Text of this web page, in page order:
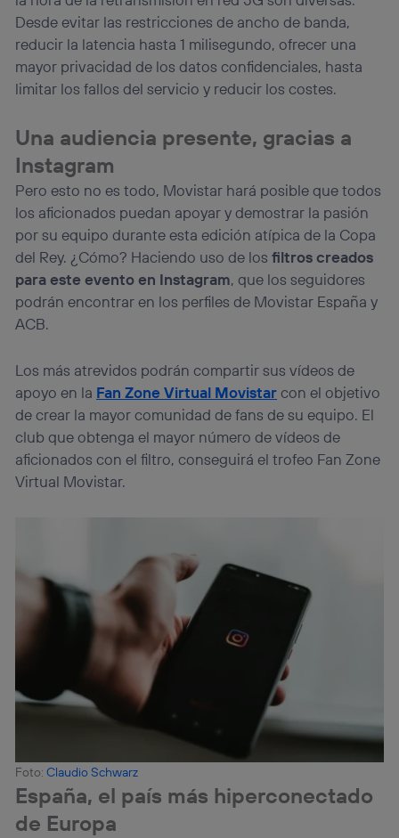
Desde evitar las restricciones de ancho de banda,
reducir la latencia hasta 1 milisegundo, ofrecer una
mayor privacidad de los datos confidenciales, hasta
limitar los fallos del servicio y reducir los costes.
Una audiencia presente, gracias a
Instagram
Pero esto no es todo, Movistar hará posible que todos
los aficionados puedan apoyar y demostrar la pasión
por su equipo durante esta edición atípica de la Copa
del Rey. ¿Cómo? Haciendo uso de losfiltros creados
para este evento en Instagram, que los seguidores
podrán encontrar en los perfiles de Movistar España y
ACB.
Los más atrevidos podrán compartir sus vídeos de
apoyo en la Fan Zone Virtual Movistarcon el objetivo
de crear la mayor comunidad de fans de su equipo. El
club que obtenga el mayor número de vídeos de
aficionados con el filtro, conseguirá el trofeo Fan Zone
Virtual Movistar.
Foto:Claudio Schwarz
España, el país más hiperconectado
de Europa